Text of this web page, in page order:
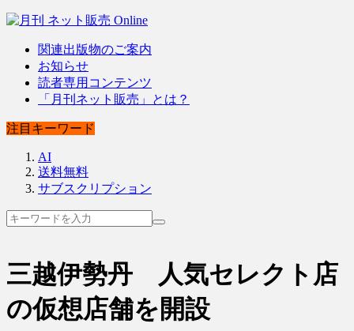
関連出版物のご案内
お知らせ
読者専用コンテンツ
「月刊ネット販売」とは？
注目キーワード
AI
送料無料
サブスクリプション
三越伊勢丹 人気セレクト店
の仮想店舗を開設